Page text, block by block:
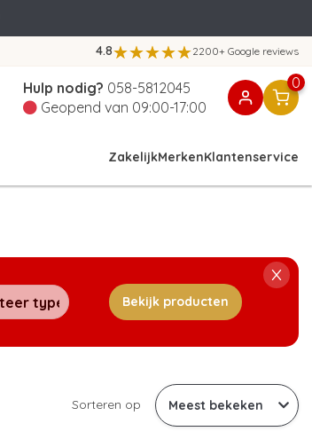
4.8 2200+ Google reviews
Hulp nodig? 058-5812045
Geopend van 09:00-17:00
0
ZakelijkMerkenKlantenservice
Bekijk producten
Sorteren op